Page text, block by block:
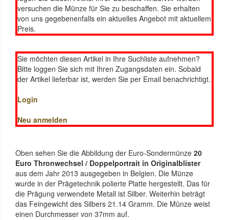
versuchen die Münze für Sie zu beschaffen. Sie erhalten
von uns gegebenenfalls ein aktuelles Angebot mit aktuellem
Preis.
Sie möchten diesen Artikel in Ihre Suchliste aufnehmen?
Bitte loggen Sie sich mit Ihren Zugangsdaten ein. Sobald
der Artikel lieferbar ist, werden Sie per Email benachrichtigt.
Login
Neu anmelden
Oben sehen Sie die Abbildung der Euro-Sondermünze 20
Euro Thronwechsel / Doppelportrait in Originalblister
aus dem Jahr 2013 ausgegeben in Belgien. Die Münze
wurde in der Prägetechnik polierte Platte hergestellt. Das für
die Prägung verwendete Metall ist Silber. Weiterhin beträgt
das Feingewicht des Silbers 21.14 Gramm. Die Münze weist
einen Durchmesser von 37mm auf.